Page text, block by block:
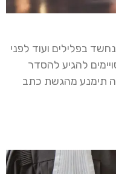
בפלילים ועוד לפני
להגיע להסדר
תימנע מהגשת כתב